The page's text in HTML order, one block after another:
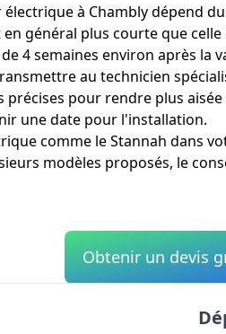
à Chambly dépend
général plus courte que
4 semaines environ après la
au technicien
pour rendre plus
une date pour l'installation.
comme le Stannah dans
modèles proposés, le
Obtenir un devis